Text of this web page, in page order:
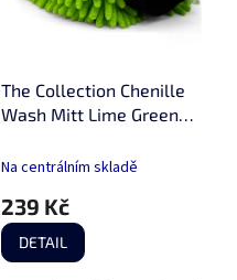
The Collection Chenille
Wash Mitt Lime Green
Na centrálním skladě
239 Kč
DETAIL